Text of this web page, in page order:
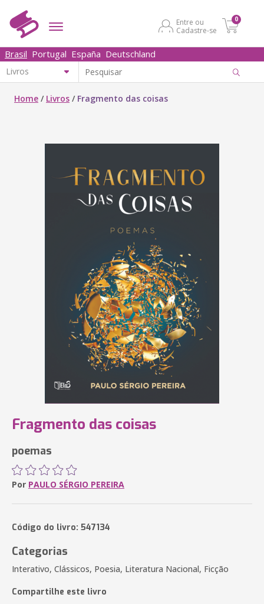
Entre ou
Cadastre-se
0
Brasil Portugal España Deutschland
Home / Livros / Fragmento das coisas
Fragmento das coisas
poemas
Por PAULO SÉRGIO PEREIRA
Código do livro: 547134
Categorias
Interativo, Clássicos, Poesia, Literatura Nacional, Ficção
Compartilhe este livro